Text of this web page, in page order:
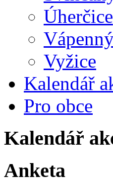
Úherčice
Vyžice
Kalendář
Pro obce
Kalendář
Anketa